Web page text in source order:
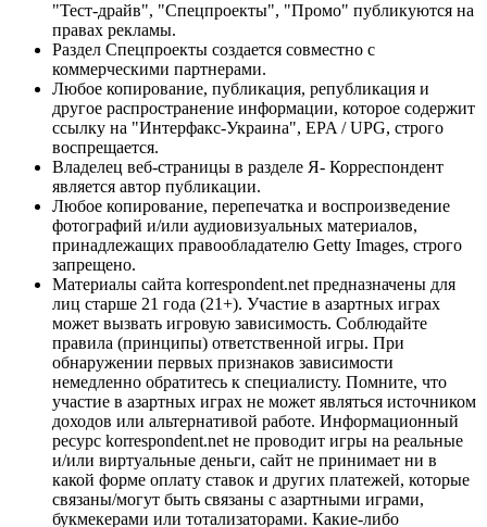
"Тест-драйв", "Спецпроекты", "Промо" публикуются на
правах рекламы.
Раздел Спецпроекты создается совместно с
коммерческими партнерами.
Любое копирование, публикация, републикация и
другое распространение информации, которое содержит
ссылку на "Интерфакс-Украина", EPA / UPG, строго
воспрещается.
Владелец веб-страницы в разделе Я- Корреспондент
является автор публикации.
Любое копирование, перепечатка и воспроизведение
фотографий и/или аудиовизуальных материалов,
принадлежащих правообладателю Getty Images, строго
запрещено.
Материалы сайта korrespondent.net предназначены для
лиц старше 21 года (21+). Участие в азартных играх
может вызвать игровую зависимость. Соблюдайте
правила (принципы) ответственной игры. При
обнаружении первых признаков зависимости
немедленно обратитесь к специалисту. Помните, что
участие в азартных играх не может являться источником
доходов или альтернативой работе. Информационный
ресурс korrespondent.net не проводит игры на реальные
и/или виртуальные деньги, сайт не принимает ни в
какой форме оплату ставок и других платежей, которые
связаны/могут быть связаны с азартными играми,
букмекерами или тотализаторами. Какие-либо